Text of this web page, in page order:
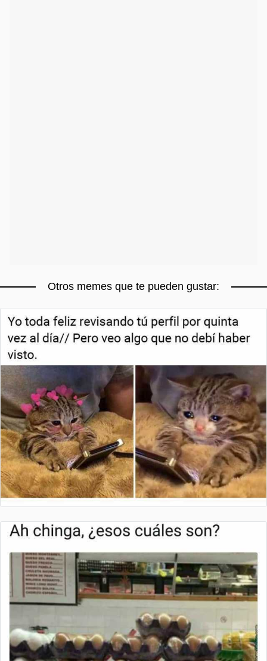
Otros memes que te pueden gustar: